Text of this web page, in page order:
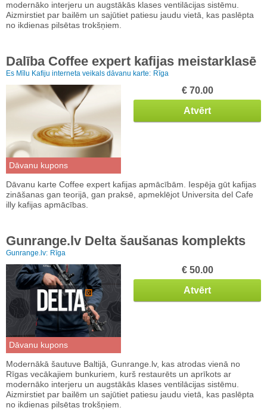
modernāko interjeru un augstākās klases ventilācijas sistēmu.
Aizmirstiet par bailēm un sajūtiet patiesu jaudu vietā, kas paslēpta
no ikdienas pilsētas trokšņiem.
Dalība Coffee expert kafijas meistarklasē
Es Mīlu Kafiju interneta veikals dāvanu karte: Rīga
Dāvanu kupons
€ 70.00
Atvērt
Dāvanu karte Coffee expert kafijas apmācībām. Iespēja gūt kafijas
zināšanas gan teorijā, gan praksē, apmeklējot Universita del Cafe
illy kafijas apmācības.
Gunrange.lv Delta šaušanas komplekts
Gunrange.lv: Rīga
Dāvanu kupons
€ 50.00
Atvērt
Modernākā šautuve Baltijā, Gunrange.lv, kas atrodas vienā no
Rīgas vecākajiem bunkuriem, kurš restaurēts un aprīkots ar
modernāko interjeru un augstākās klases ventilācijas sistēmu.
Aizmirstiet par bailēm un sajūtiet patiesu jaudu vietā, kas paslēpta
no ikdienas pilsētas trokšņiem.